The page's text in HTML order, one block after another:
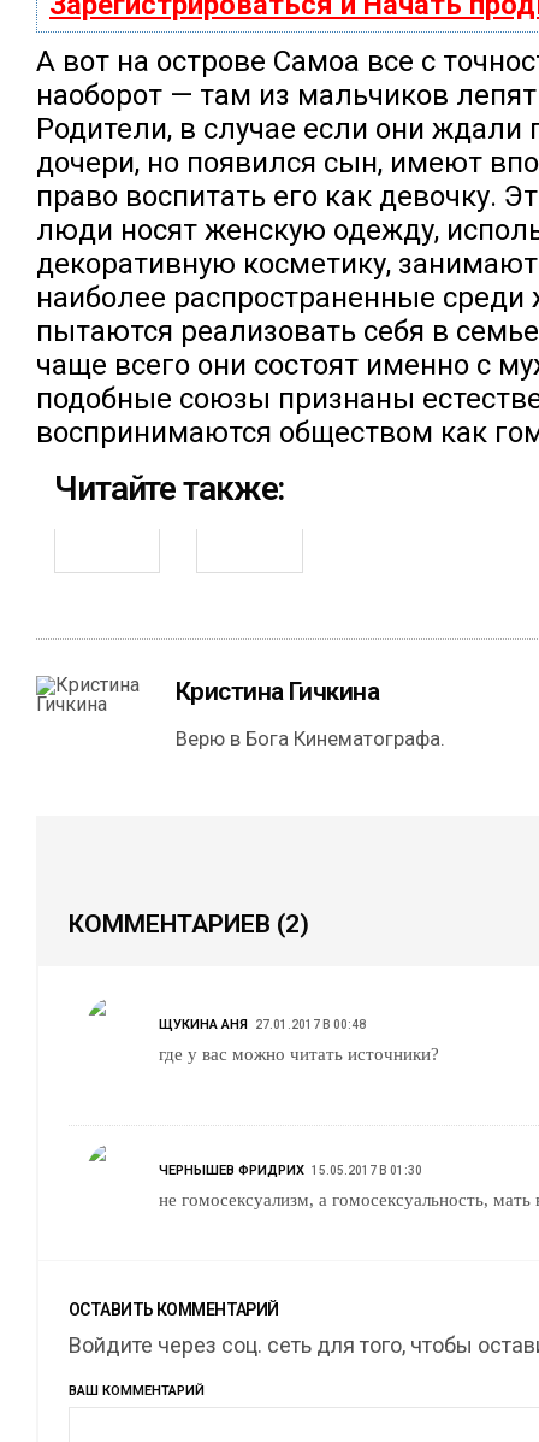
А вот на острове Самоа все с
наоборот — там из мальчиков
Родители, в случае если они ждали
дочери, но появился сын, имеют
право воспитать его как девочку.
люди носят женскую одежду,
декоративную косметику,
наиболее распространенные
пытаются реализовать себя в
чаще всего они состоят именно с
подобные союзы признаны
воспринимаются обществом как
Читайте также:
Кристина Гичкина
Верю в Бога Кинематографа.
КОММЕНТАРИЕВ (2)
ЩУКИНА АНЯ 27.01.2017 В 00:48
где у вас можно читать источники?
ЧЕРНЫШЕВ ФРИДРИХ 15.05.2017 В 01:30
не гомосексуализм, а гомосексуальность, мать
ОСТАВИТЬ КОММЕНТАРИЙ
Войдите через соц. сеть для того, чтобы
ВАШ КОММЕНТАРИЙ